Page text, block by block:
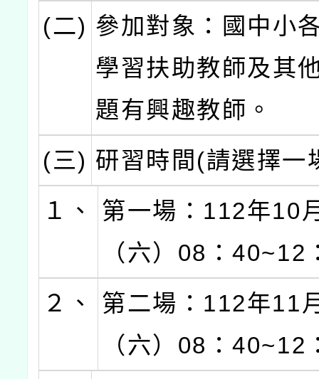
(二) 參加對象：國中小
學習扶助教師及其
題有興趣教師。
(三) 研習時間(請選擇一
１、
第一場：112年10
（六）08：40~12
２、
第二場：112年11
（六）08：40~12